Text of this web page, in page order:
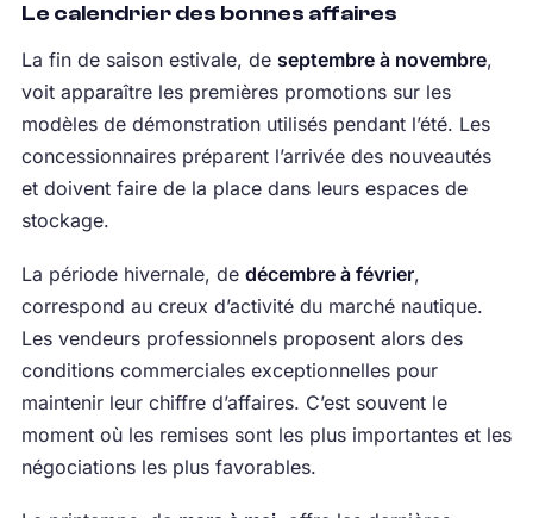
Le calendrier des bonnes affaires
La fin de saison estivale, de septembre à novembre,
voit apparaître les premières promotions sur les
modèles de démonstration utilisés pendant l’été. Les
concessionnaires préparent l’arrivée des nouveautés
et doivent faire de la place dans leurs espaces de
stockage.
La période hivernale, de décembre à février,
correspond au creux d’activité du marché nautique.
Les vendeurs professionnels proposent alors des
conditions commerciales exceptionnelles pour
maintenir leur chiffre d’affaires. C’est souvent le
moment où les remises sont les plus importantes et les
négociations les plus favorables.